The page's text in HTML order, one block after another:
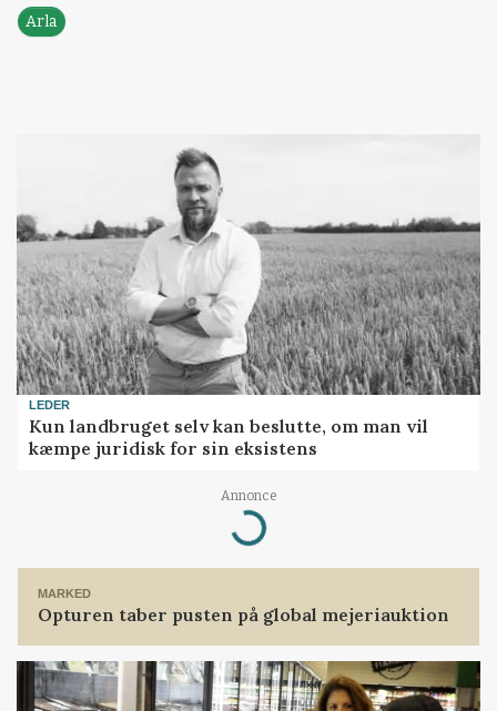
Arla
LEDER
Kun landbruget selv kan beslutte, om man vil
kæmpe juridisk for sin eksistens
Annonce
Loading...
MARKED
Opturen taber pusten på global mejeriauktion